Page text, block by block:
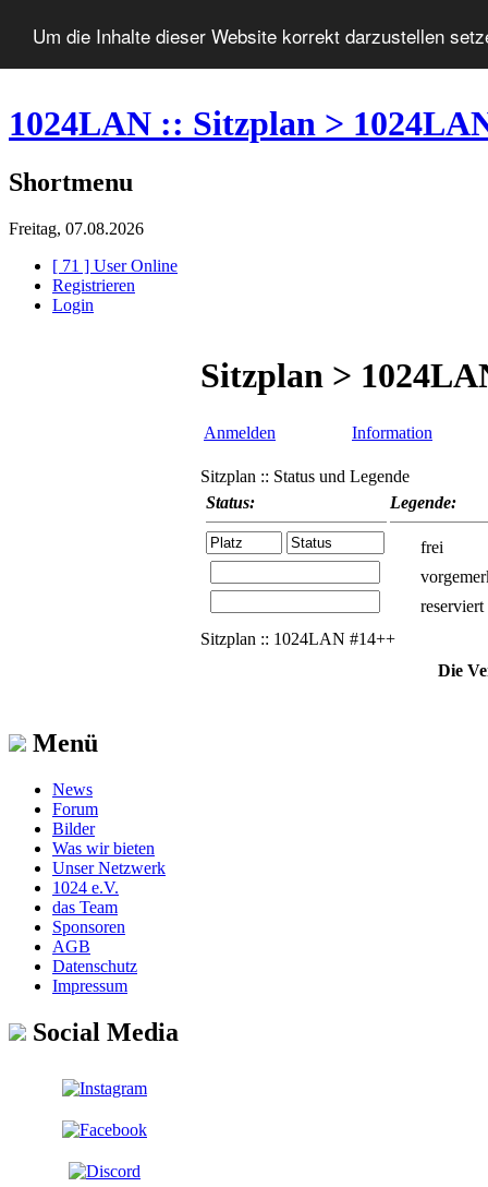
Um die Inhalte dieser Website korrekt darzustellen
1024LAN :: Sitzplan >
Shortmenu
Freitag, 07.08.2026
[ 71 ] User Online
Registrieren
Login
Menü
News
Forum
Bilder
Was wir bieten
Unser Netzwerk
1024 e.V.
das Team
Sponsoren
AGB
Datenschutz
Impressum
Social Media
Sitzplan >
Anmelden Information
Sitzplan :: Status und Legende
Status:
Legende:
frei
reserviert
Sitzplan :: 1024LAN #14++
Die